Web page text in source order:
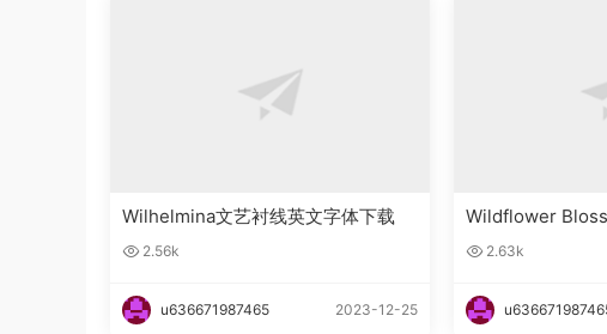
Wilhelmina文艺衬线英文字体下载
2.56k
u636671987465 2023-12-25
Wildflower
文字体下载
2.63k